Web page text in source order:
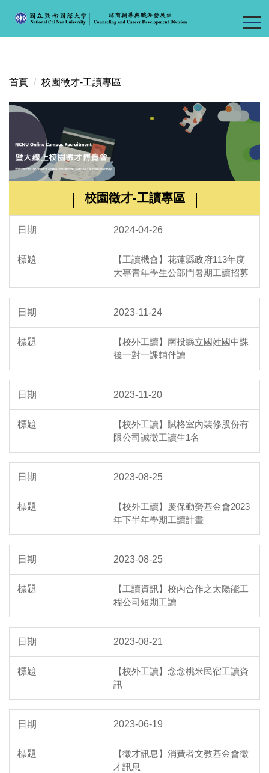
主
容
首頁 校園徵才-工讀專區
校園徵才-工讀專區
2024-04-26
【工讀機會】花蓮縣政府113年度
大專青年學生公部門暑期工讀招募
2023-11-24
【校外工讀】南投縣立國姓國中課
後一對一課輔伴讀
2023-11-20
【校外工讀】賦格室內裝修股份有
限公司誠徵工讀生1名
2023-08-25
【校外工讀】慶保勤勞基金會2023
年下半年學期工讀計畫
2023-08-25
【工讀資訊】校內合作之太陽能工
程公司短期工讀
2023-08-21
【校外工讀】念念桃米民宿工讀資
訊
2023-06-19
【徵才訊息】消費者文教基金會徵
才訊息